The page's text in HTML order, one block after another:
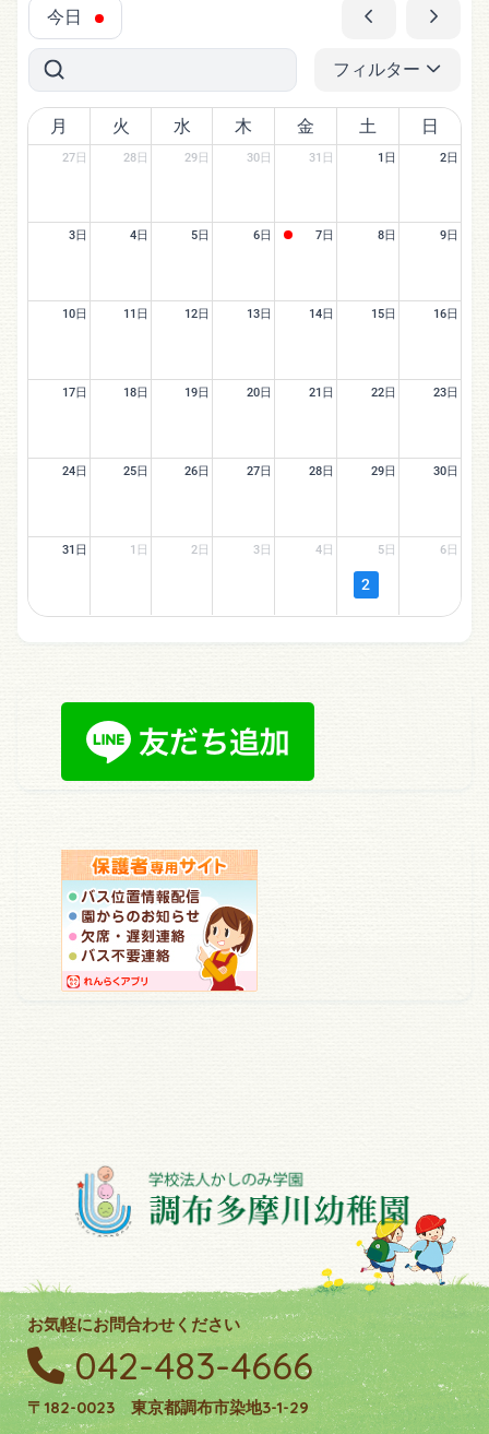
今日
フィルター
月 火 水 木 金 土 日
27日 28日 29日 30日 31日 1日 2日
3日 4日 5日 6日 7日 8日 9日
10日 11日 12日 13日 14日 15日 16日
17日 18日 19日 20日 21日 22日 23日
24日 25日 26日 27日 28日 29日 30日
31日 1日 2日 3日 4日 5日
2
6日
お気軽にお問合わせください
042-483-4666
〒182-0023 東京都調布市染地3-1-29